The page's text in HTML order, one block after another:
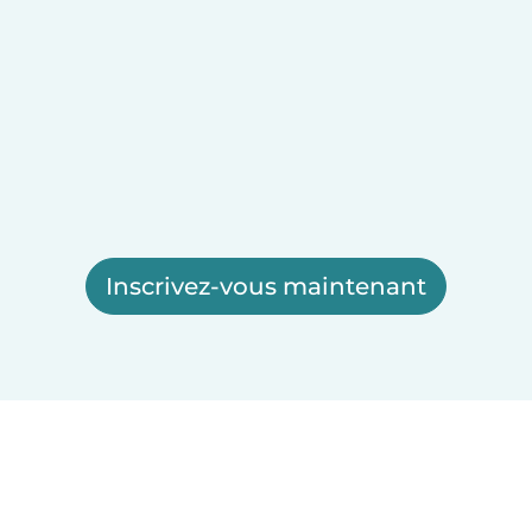
Inscrivez-vous maintenant